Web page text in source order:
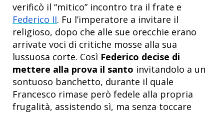
verificò il “mitico” incontro tra il frate e
Federico II. Fu l’imperatore a invitare il
religioso, dopo che alle sue orecchie erano
arrivate voci di critiche mosse alla sua
lussuosa corte. Così Federico decise di
mettere alla prova il santo invitandolo a un
sontuoso banchetto, durante il quale
Francesco rimase però fedele alla propria
frugalità, assistendo sì, ma senza toccare